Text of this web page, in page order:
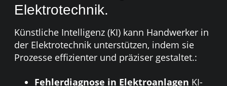
Elektrotechnik.
Künstliche Intelligenz (KI) kann Handwerker in
der Elektrotechnik unterstützen, indem sie
Prozesse effizienter und präziser gestaltet.:
Fehlerdiagnose in Elektroanlagen KI-